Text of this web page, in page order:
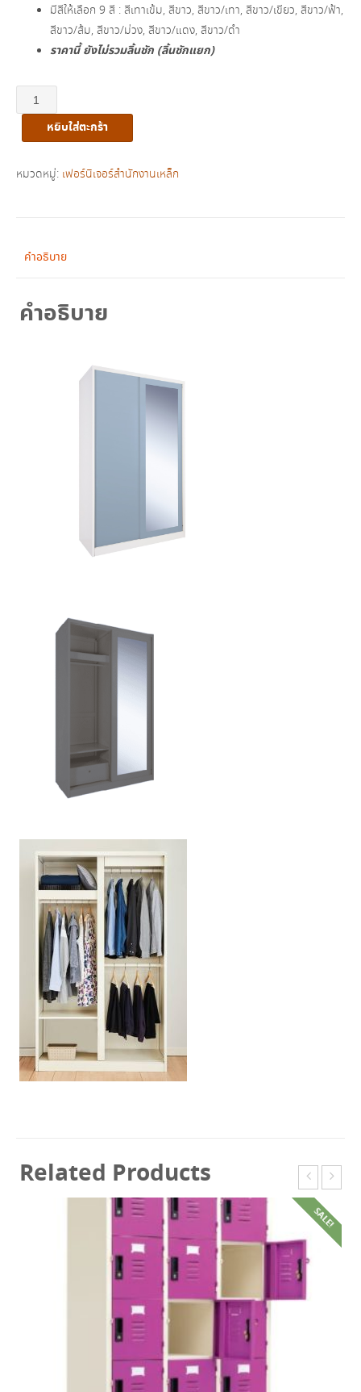
มีสีให้เลือก 9 สี : สีเทาเข้ม, สีขาว, สีขาว/เทา, สีขาว/เขียว, สีขาว/ฟ้า,
สีขาว/ส้ม, สีขาว/ม่วง, สีขาว/แดง, สีขาว/ดำ
ราคานี้ ยังไม่รวมลิ้นชัก (ลิ้นชักแยก)
จำนวน
ตู้
เลื่อน
BW-
หยิบใส่ตะกร้า
หมวดหมู่: เฟอร์นิเจอร์สำนักงานเหล็ก
คำอธิบาย
คำอธิบาย
Related Products
SALE!